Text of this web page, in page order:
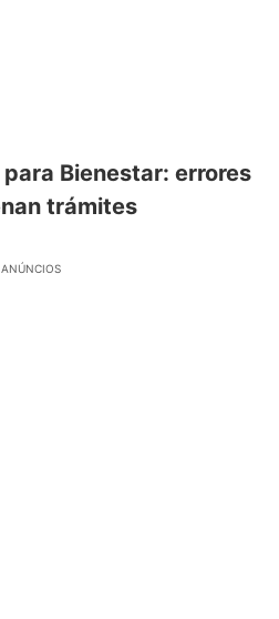
Bienestar: errores
trámites
ANÚNCIOS